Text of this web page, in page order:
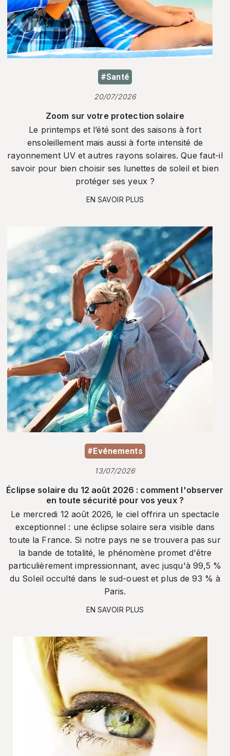
#Santé
20/07/2026
Zoom sur votre protection solaire
Le printemps et l’été sont des saisons à fort
ensoleillement mais aussi à forte intensité de
rayonnement UV et autres rayons solaires. Que faut-il
savoir pour bien choisir ses lunettes de soleil et bien
protéger ses yeux ?
EN SAVOIR PLUS
#Evénements
13/07/2026
Éclipse solaire du 12 août 2026 : comment l'observer
en toute sécurité pour vos yeux ?
Le mercredi 12 août 2026, le ciel offrira un spectacle
exceptionnel : une éclipse solaire sera visible dans
toute la France. Si notre pays ne se trouvera pas sur
la bande de totalité, le phénomène promet d'être
particulièrement impressionnant, avec jusqu'à 99,5 %
du Soleil occulté dans le sud-ouest et plus de 93 % à
Paris.
EN SAVOIR PLUS